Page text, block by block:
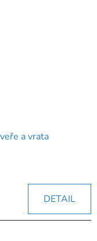
a vrata
DETAIL